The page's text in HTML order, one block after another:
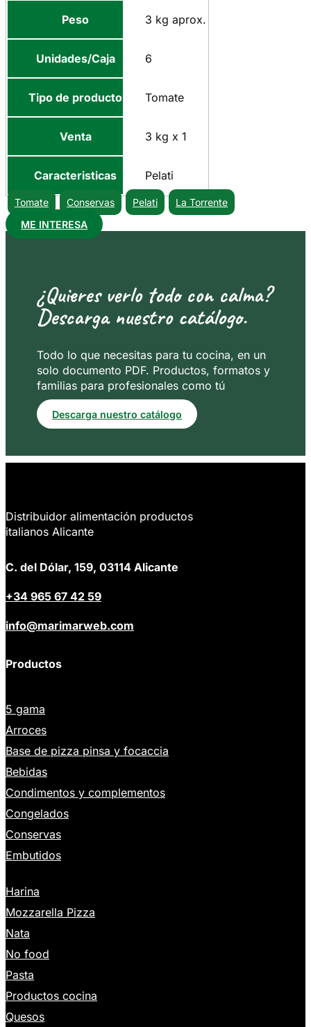
Peso 3 kg aprox.
Unidades/Caja 6
Tipo de producto Tomate
Venta 3 kg x 1
Caracteristicas Pelati
Tomate Conservas Pelati
La Torrente
ME INTERESA
¿Quieres verlo todo con calma?
Descarga nuestro catálogo.
Todo lo que necesitas para tu cocina, en un
solo documento PDF. Productos, formatos y
familias para profesionales como tú
Descarga nuestro catálogo
Distribuidor alimentación productos
italianos Alicante
C. del Dólar, 159, 03114 Alicante
+34 965 67 42 59
info@marimarweb.com
Productos
5 gama
Arroces
Base de pizza pinsa y focaccia
Bebidas
Condimentos y complementos
Congelados
Conservas
Embutidos
Harina
Mozzarella Pizza
Nata
No food
Pasta
Productos cocina
Quesos